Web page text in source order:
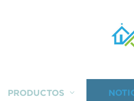
PRODUCTOS